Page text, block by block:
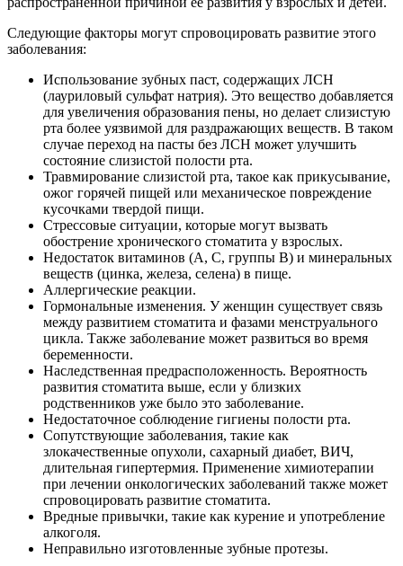
Следующие факторы могут спровоцировать развитие этого
заболевания:
Использование зубных паст, содержащих ЛСН
(лауриловый сульфат натрия). Это вещество добавляется
для увеличения образования пены, но делает слизистую
рта более уязвимой для раздражающих веществ. В таком
случае переход на пасты без ЛСН может улучшить
состояние слизистой полости рта.
Травмирование слизистой рта, такое как прикусывание,
ожог горячей пищей или механическое повреждение
кусочками твердой пищи.
Стрессовые ситуации, которые могут вызвать
обострение хронического стоматита у взрослых.
Недостаток витаминов (А, С, группы В) и минеральных
веществ (цинка, железа, селена) в пище.
Аллергические реакции.
Гормональные изменения. У женщин существует связь
между развитием стоматита и фазами менструального
цикла. Также заболевание может развиться во время
беременности.
Наследственная предрасположенность. Вероятность
развития стоматита выше, если у близких
родственников уже было это заболевание.
Недостаточное соблюдение гигиены полости рта.
Сопутствующие заболевания, такие как
злокачественные опухоли, сахарный диабет, ВИЧ,
длительная гипертермия. Применение химиотерапии
при лечении онкологических заболеваний также может
спровоцировать развитие стоматита.
Вредные привычки, такие как курение и употребление
алкоголя.
Неправильно изготовленные зубные протезы.